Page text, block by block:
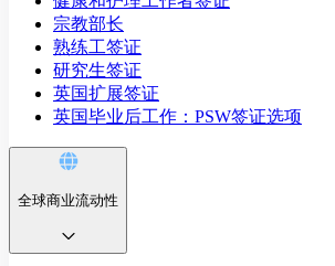
宗教部长
熟练工签证
研究生签证
英国扩展签证
英国毕业后工作：PSW签证选项
全球商业流动性